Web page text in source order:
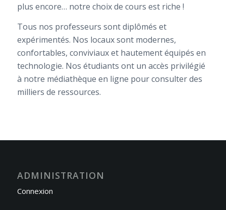
plus encore… notre choix de cours est riche !
Tous nos professeurs sont diplômés et
expérimentés. Nos locaux sont modernes,
confortables, conviviaux et hautement équipés en
technologie. Nos étudiants ont un accès privilégié
à notre médiathèque en ligne pour consulter des
milliers de ressources.
ADMINISTRATION
Connexion